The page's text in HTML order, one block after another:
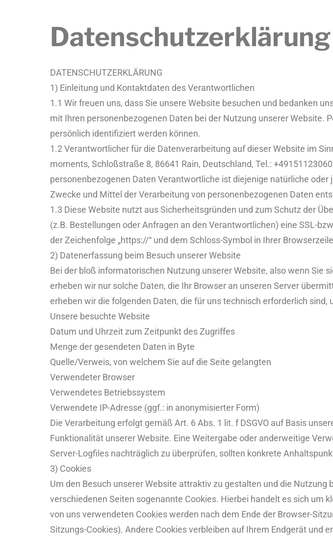
Datenschutzerklärung
DATENSCHUTZERKLÄRUNG
1) Einleitung und Kontaktdaten des Verantwortlichen
1.1 Wir freuen uns, dass Sie unsere Website besuchen und bedanken
mit Ihren personenbezogenen Daten bei der Nutzung unserer Website.
persönlich identifiziert werden können.
1.2 Verantwortlicher für die Datenverarbeitung auf dieser Website im
moments, Schloßstraße 8, 86641 Rain, Deutschland, Tel.:
personenbezogenen Daten Verantwortliche ist diejenige natürliche
Zwecke und Mittel der Verarbeitung von personenbezogenen Daten
1.3 Diese Website nutzt aus Sicherheitsgründen und zum Schutz der
(z.B. Bestellungen oder Anfragen an den Verantwortlichen) eine SSL-
der Zeichenfolge „https://“ und dem Schloss-Symbol in Ihrer
2) Datenerfassung beim Besuch unserer Website
Bei der bloß informatorischen Nutzung unserer Website, also wenn
erheben wir nur solche Daten, die Ihr Browser an unseren Server
erheben wir die folgenden Daten, die für uns technisch erforderlich sind,
Unsere besuchte Website
Datum und Uhrzeit zum Zeitpunkt des Zugriffes
Menge der gesendeten Daten in Byte
Quelle/Verweis, von welchem Sie auf die Seite gelangten
Verwendeter Browser
Verwendetes Betriebssystem
Verwendete IP-Adresse (ggf.: in anonymisierter Form)
Die Verarbeitung erfolgt gemäß Art. 6 Abs. 1 lit. f DSGVO auf Basis
Funktionalität unserer Website. Eine Weitergabe oder anderweitige
Server-Logfiles nachträglich zu überprüfen, sollten konkrete
3) Cookies
Um den Besuch unserer Website attraktiv zu gestalten und die
verschiedenen Seiten sogenannte Cookies. Hierbei handelt es sich um
von uns verwendeten Cookies werden nach dem Ende der Browser-
Sitzungs-Cookies). Andere Cookies verbleiben auf Ihrem Endgerät und